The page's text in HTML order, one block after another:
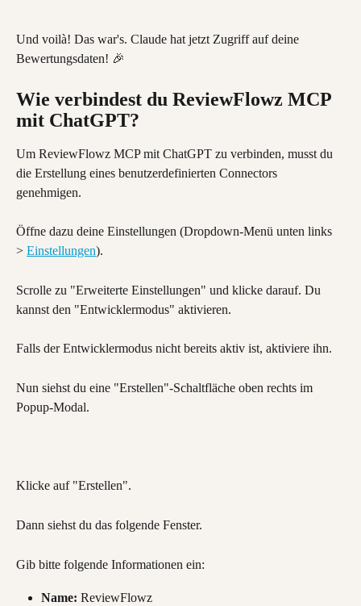
Und voilà! Das war's. Claude hat jetzt Zugriff auf deine
Bewertungsdaten! 🎉
Wie verbindest du ReviewFlowz MCP
mit ChatGPT?
Um ReviewFlowz MCP mit ChatGPT zu verbinden, musst du
die Erstellung eines benutzerdefinierten Connectors
genehmigen.
Öffne dazu deine Einstellungen (Dropdown-Menü unten links
> Einstellungen).
Scrolle zu "Erweiterte Einstellungen" und klicke darauf. Du
kannst den "Entwicklermodus" aktivieren.
Falls der Entwicklermodus nicht bereits aktiv ist, aktiviere ihn.
Nun siehst du eine "Erstellen"-Schaltfläche oben rechts im
Popup-Modal.
Klicke auf "Erstellen".
Dann siehst du das folgende Fenster.
Gib bitte folgende Informationen ein:
Name: ReviewFlowz